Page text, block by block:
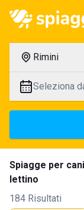
Rimini
Seleziona
Spiagge per
lettino
184 Risultati